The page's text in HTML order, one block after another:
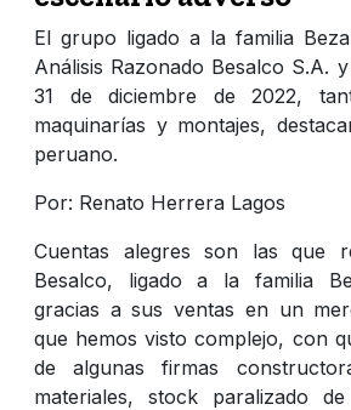
El grupo ligado a la familia
Análisis Razonado Besalco S.A.
31 de diciembre de 2022,
maquinarías y montajes,
peruano.
Por: Renato Herrera Lagos
Cuentas alegres son las que
Besalco, ligado a la familia
gracias a sus ventas en un
que hemos visto complejo, con
de algunas firmas
materiales, stock paralizado